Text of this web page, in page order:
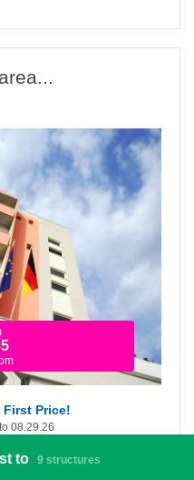
to 9 structures
Price!
08.29.26
Inn